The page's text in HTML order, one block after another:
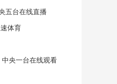
五台在线直播
体育
中央一台在线观看